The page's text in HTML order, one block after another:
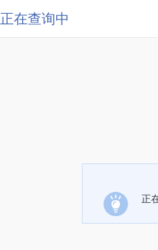
正在查询中
正